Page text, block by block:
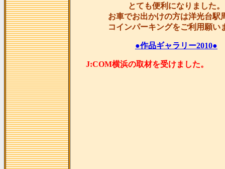
とても便利になりました。
お車でお出かけの方は洋光台駅
コインパーキングをご利用願い
●作品ギャラリー2010●
J:COM横浜の取材を受け